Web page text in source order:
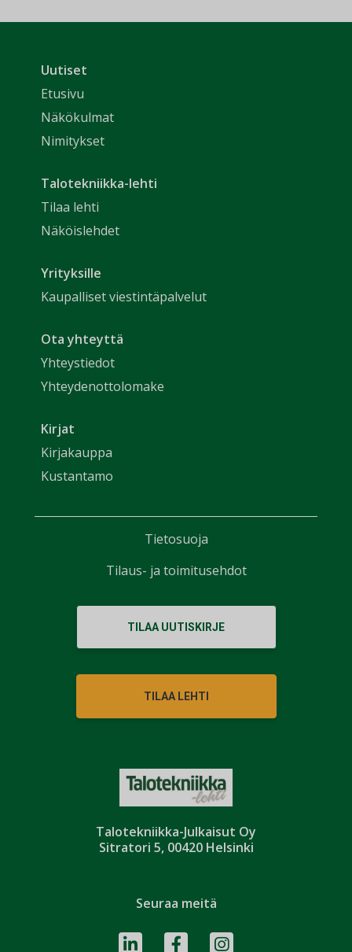
Talotekniikka-Julkaisut Oy
Sitratori 5, 00420 Helsinki
Uutiset
Etusivu
Näkökulmat
Nimitykset
Talotekniikka-lehti
Tilaa lehti
Näköislehdet
Yrityksille
Kaupalliset viestintäpalvelut
Ota yhteyttä
Yhteystiedot
Yhteydenottolomake
Kirjat
Kirjakauppa
Kustantamo
TILAA UUTISKIRJE
TILAA LEHTI
Seuraa meitä
Tietosuoja
Tilaus- ja toimitusehdot